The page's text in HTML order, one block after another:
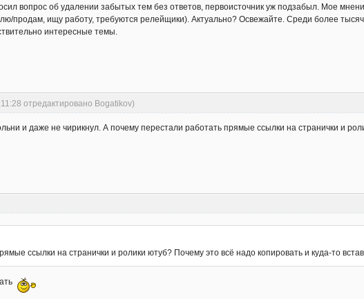
вопрос об удалении забытых тем без ответов, первоисточник уж подзабыл. Мое
продам, ищу работу, требуются релейщики). Актуально? Освежайте. Среди более
интересные темы.
отредактировано Bogatikov)
и даже не чирикнул. А почему перестали работать прямые ссылки на странички и
ссылки на странички и ролики ютуб? Почему это всё надо копировать и куда-то